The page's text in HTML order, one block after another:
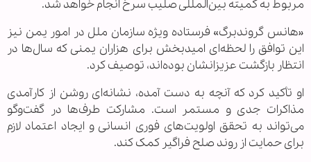
مربوط به کمیته بین‌المللی صلیب سرخ انجام خواهد شد.
«هانس گروندبرگ» فرستاده ویژه سازمان ملل در امور یمن نیز
این توافق را لحظه‌ای امیدبخش برای هزاران یمنی که سال‌ها در
انتظار بازگشت عزیزانشان بوده‌اند، توصیف کرد.
او تأکید کرد که آنچه به دست آمده، نشانه‌ای روشن از کارآمدی
مذاکرات جدی و مستمر است. مشارکت طرف‌ها در گفت‌وگو
می‌تواند به تحقق اولویت‌های فوری انسانی و ایجاد اعتماد لازم
برای حمایت از روند صلح فراگیر کمک کند.